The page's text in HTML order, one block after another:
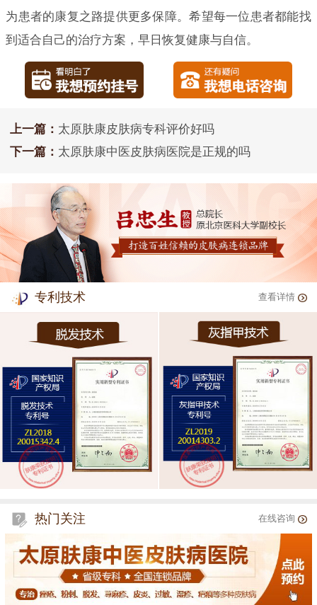
为患者的康复之路提供更多保障。希望每一位患者都能找
到适合自己的治疗方案，早日恢复健康与自信。
上一篇： 太原肤康皮肤病专科评价好吗
下一篇： 太原肤康中医皮肤病医院是正规的吗
专利技术 查看详情
热门关注 在线咨询